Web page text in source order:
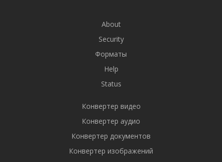
About
Security
Форматы
Help
Status
Конвертер видео
Конвертер аудио
Конвертер документов
Конвертер изображений